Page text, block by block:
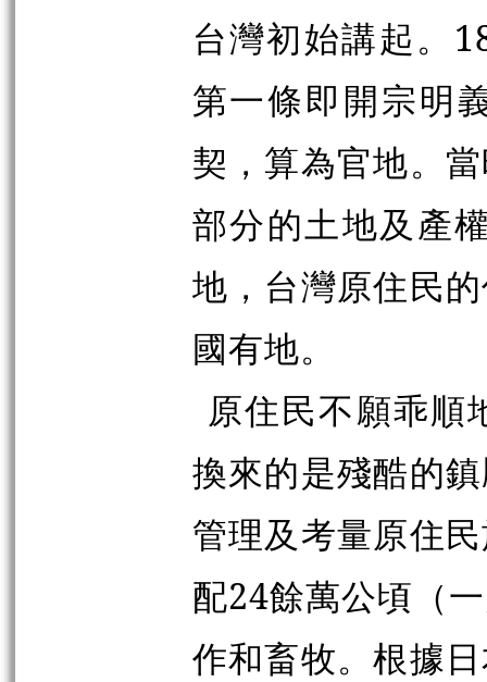
台灣初始講起。
第一條即開宗明
契，算為官地。
部分的土地及產
地，台灣原住民
國有地。
原住民不願乖順
換來的是殘酷的
管理及考量原住
配24餘萬公頃（
作和畜牧。根據